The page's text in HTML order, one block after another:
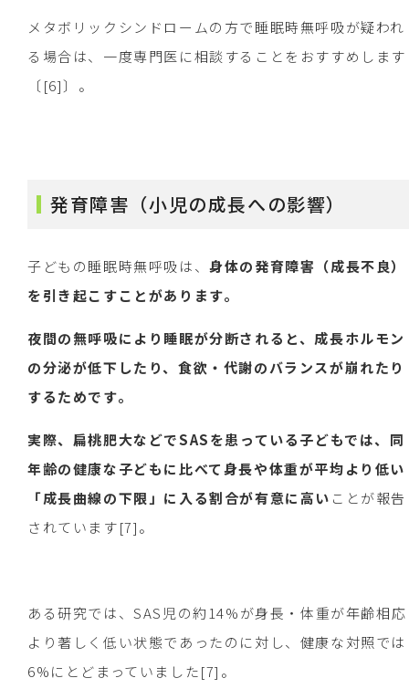
メタボリックシンドロームの方で睡眠時無呼吸が疑われ
る場合は、一度専門医に相談することをおすすめします
〔[6]〕。
発育障害（小児の成長への影響）
子どもの睡眠時無呼吸は、身体の発育障害（成長不良）
を引き起こすことがあります。
夜間の無呼吸により睡眠が分断されると、成長ホルモン
の分泌が低下したり、食欲・代謝のバランスが崩れたり
するためです。
実際、扁桃肥大などでSASを患っている子どもでは、同
年齢の健康な子どもに比べて身長や体重が平均より低い
「成長曲線の下限」に入る割合が有意に高い ことが報告
されています[7]。
ある研究では、SAS児の約14%が身長・体重が年齢相応
より著しく低い状態であったのに対し、健康な対照では
6%にとどまっていました[7]。